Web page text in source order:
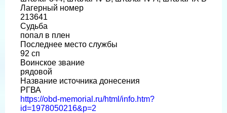
Лагерный номер
213641
Судьба
попал в плен
Последнее место службы
92 сп
Воинское звание
рядовой
Название источника донесения
РГВА
https://obd-memorial.ru/html/info.htm?
id=1978050216&p=2